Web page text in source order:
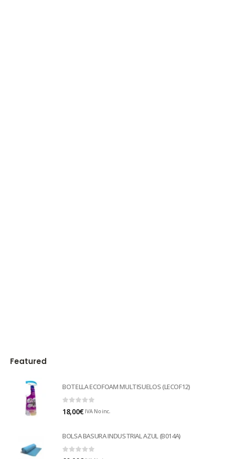
Featured
BOTELLA ECOFOAM MULTISUELOS (LECOF12)
0 out of 5
18,00€ IVA No inc.
BOLSA BASURA INDUSTRIAL AZUL (B014A)
0 out of 5